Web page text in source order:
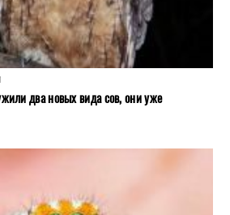
два новых вида сов, они уже